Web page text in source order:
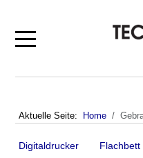
Mobile Menu Toggle
Aktuelle Seite: Home
Digitaldrucker